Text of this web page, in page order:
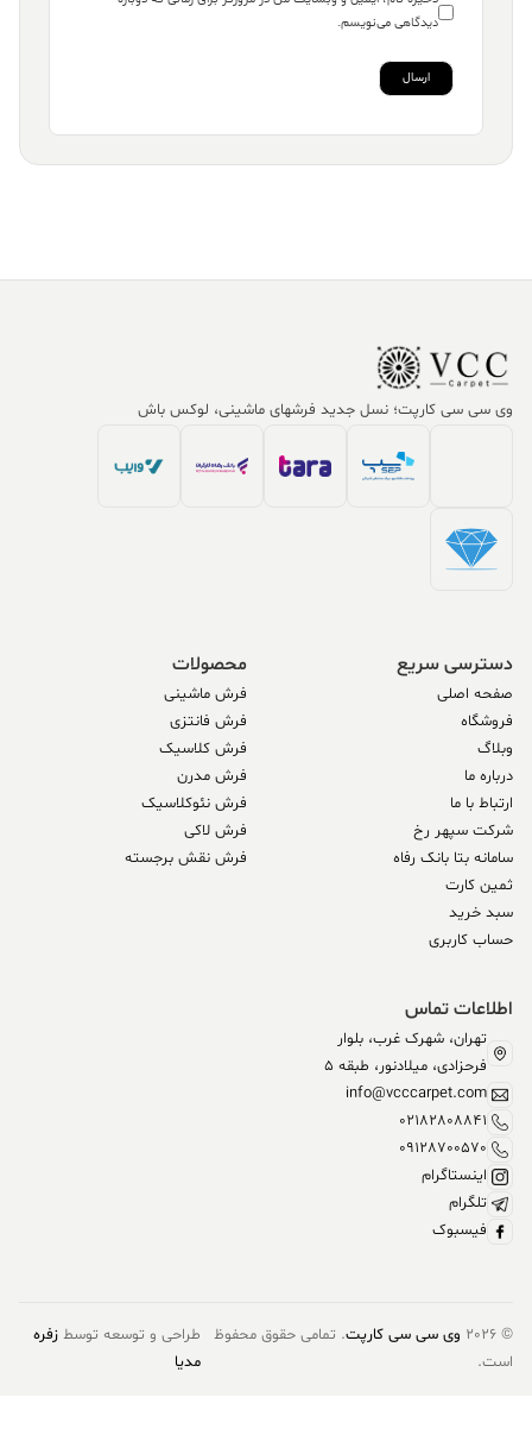
دیدگاهی می‌نویسم.
سی سی کارپت؛ نسل جدید فرشهای ماشینی، لوکس باش
سریع
اصلی
ما
با ما
سپهر رخ
بتا بانک رفاه
کارت
خرید
کاربری
محصولات
فرش ماشینی
فرش فانتزی
فرش کلاسیک
فرش مدرن
فرش نئوکلاسیک
فرش لاکی
فرش نقش برجسته
تماس
تهران، شهرک غرب، بلوار
فرحزادی، میلادنور، طبقه 5
info@vcccarpet.com
02182808841
09128700570
اینستاگرام
تلگرام
فیسبوک
وی سی سی کارپت. تمامی حقوق محفوظ طراحی و توسعه توسطزفره